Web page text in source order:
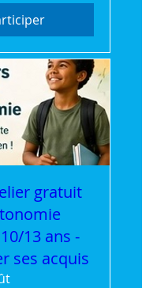
gratuit
13 ans -
ses acquis